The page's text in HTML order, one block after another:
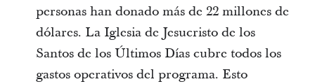
personas han donado más de 22 millones de
dólares. La Iglesia de Jesucristo de los
Santos de los Últimos Días cubre todos los
gastos operativos del programa. Esto